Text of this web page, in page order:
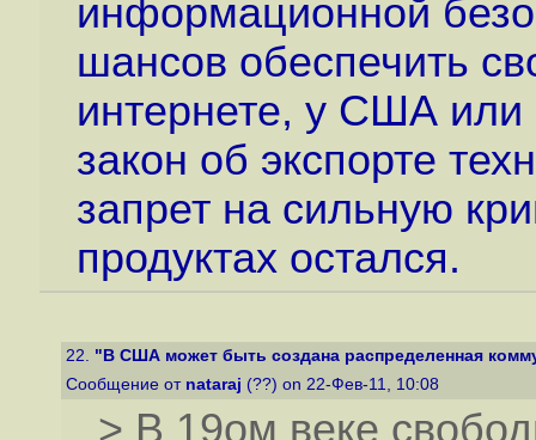
информационной
шансов обеспечить
интернете, у США или
закон об экспорте
запрет на сильную
продуктах остался.
22. "В США может быть создана распределенная
Сообщение от nataraj (??) on 22-Фев-11, 10:08
> В 19ом веке